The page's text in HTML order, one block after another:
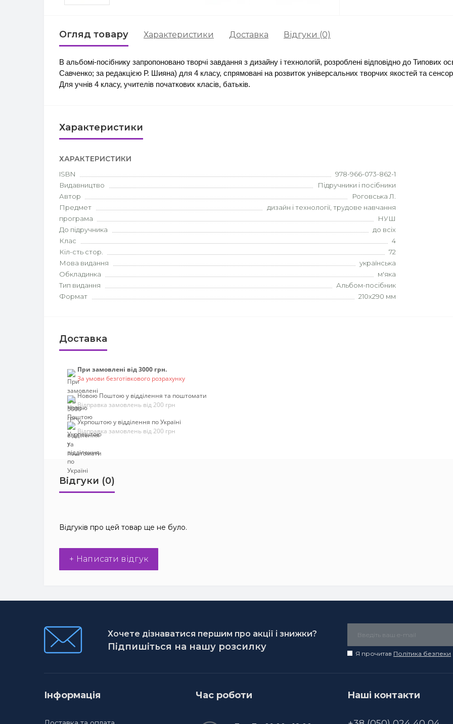
Огляд товару Характеристики Доставка Відгуки (0)
В альбомі-посібнику запропоновано творчі завдання з дизайну і технологій, розроблені відповідно до Типових
Савченко; за редакцією Р. Шияна) для 4 класу, спрямовані на розвиток універсальних творчих якостей та
Для учнів 4 класу, учителів початкових класів, батьків.
Характеристики
ХАРАКТЕРИСТИКИ
ISBN
978-966-073-862-1
Видавництво
Підручники і посібники
Автор
Роговська Л.
Предмет
дизайн і технології, трудове навчання
програма
НУШ
До підручника
до всіх
Клас
4
Кіл-сть стор.
72
Мова видання
українська
Обкладинка
м'яка
Тип видання
Альбом-посібник
Формат
210х290 мм
Доставка
При замовлені від 3000 грн.
За умови безготівкового розрахунку
Новою Поштою у відділення та поштомати
Відправка замовлень від 200 грн
Укрпоштою у відділення по Україні
Відправка замовлень від 200 грн
Відгуки (0)
Відгуків про цей товар ще не було.
+ Написати відгук
Хочете дізнаватися першим про акції і знижки?
Підпишіться на нашу розсилку
Я прочитав Політика безпеки
Інформація Час роботи Наші контакти